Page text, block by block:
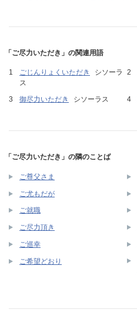
「ご尽力いただき」の関連用語
ごじんりょくいただき
シソーラ
ス
御尽力いただき シソーラス
「ご尽力いただき」の隣のことば
ご尊父さま
ご尤もだが
ご就職
ご尽力頂き
ご巡幸
ご希望どおり